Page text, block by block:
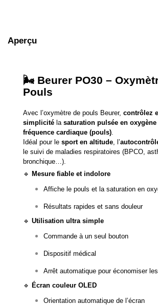
Aperçu
🌬️ Beurer PO30 –
Pouls
Avec l’oxymètre de pouls Beurer, contrôlez
simplicité la saturation pulsée en oxygène
fréquence cardiaque (pouls).
Idéal pour le sport en altitude, l’
le suivi de maladies respiratoires (BPCO,
bronchique…).
🔹 Mesure fiable et indolore
Affiche le pouls et la saturation en
Résultats rapides et sans douleur
🔹 Utilisation ultra simple
Commande à un seul bouton
Dispositif médical
Arrêt automatique pour économiser
🔹 Écran couleur OLED
Orientation automatique de l’écran